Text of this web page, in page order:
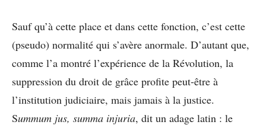
Sauf qu’à cette place et dans cette fonction, c’est cette
(pseudo) normalité qui s’avère anormale. D’autant que,
comme l’a montré l’expérience de la Révolution, la
suppression du droit de grâce profite peut-être à
l’institution judiciaire, mais jamais à la justice.
Summum jus, summa injuria, dit un adage latin : le